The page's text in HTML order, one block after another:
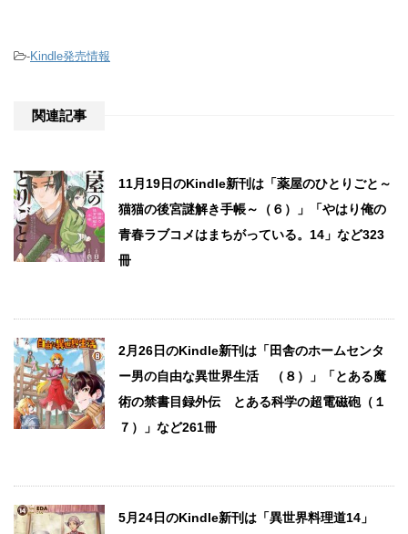
-Kindle発売情報
関連記事
11月19日のKindle新刊は「薬屋のひとりごと～
猫猫の後宮謎解き手帳～（６）」「やはり俺の
青春ラブコメはまちがっている。14」など323
冊
2月26日のKindle新刊は「田舎のホームセンタ
ー男の自由な異世界生活 （８）」「とある魔
術の禁書目録外伝 とある科学の超電磁砲（１
７）」など261冊
5月24日のKindle新刊は「異世界料理道14」